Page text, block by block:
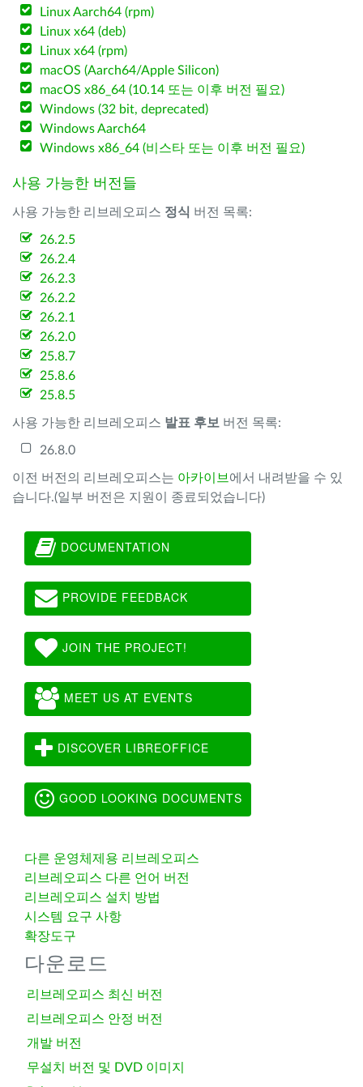
Linux Aarch64 (rpm)
Linux x64 (deb)
Linux x64 (rpm)
macOS (Aarch64/Apple Silicon)
macOS x86_64 (10.14 또는 이후 버전 필요)
Windows (32 bit, deprecated)
Windows Aarch64
Windows x86_64 (비스타 또는 이후 버전 필요)
사용 가능한 버전들
사용 가능한 리브레오피스 정식 버전 목록:
26.2.5
26.2.4
26.2.3
26.2.2
26.2.1
26.2.0
25.8.7
25.8.6
25.8.5
사용 가능한 리브레오피스 발표 후보 버전 목록:
26.8.0
이전 버전의 리브레오피스는 아카이브 에서 내려받을 수 있
습니다.(일부 버전은 지원이 종료되었습니다)
DOCUMENTATION
PROVIDE FEEDBACK
JOIN THE PROJECT!
MEET US AT EVENTS
DISCOVER LIBREOFFICE
GOOD LOOKING DOCUMENTS
다른 운영체제용 리브레오피스
리브레오피스 다른 언어 버전
리브레오피스 설치 방법
시스템 요구 사항
확장도구
다운로드
리브레오피스 최신 버전
리브레오피스 안정 버전
개발 버전
무설치 버전 및 DVD 이미지